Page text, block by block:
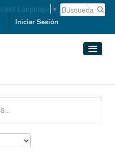
Language ▼
Iniciar Sesión